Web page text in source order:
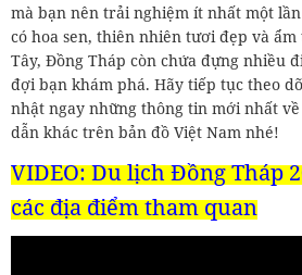
mà bạn nên trải nghiệm ít nhất một
có hoa sen, thiên nhiên tươi đẹp và
Tây, Đồng Tháp còn chứa đựng nhiều
đợi bạn khám phá. Hãy tiếp tục theo
nhật ngay những thông tin mới nhất
dẫn khác trên bản đồ Việt Nam nhé!
VIDEO:Du lịch Đồng Tháp
các địa điểm tham quan